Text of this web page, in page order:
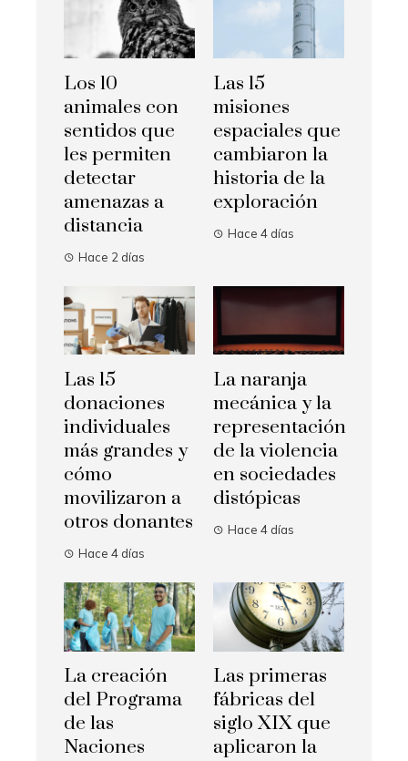
Los 10
animales con
sentidos que
les permiten
detectar
amenazas a
distancia
Hace 2 días
Las 15
misiones
espaciales que
cambiaron la
historia de la
exploración
Hace 4 días
Las 15
donaciones
individuales
más grandes y
cómo
movilizaron a
otros donantes
Hace 4 días
La naranja
mecánica y la
representación
de la violencia
en sociedades
distópicas
Hace 4 días
La creación
del Programa
de las
Naciones
Las primeras
fábricas del
siglo XIX que
aplicaron la